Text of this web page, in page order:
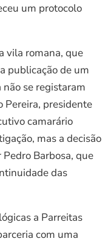
um protocolo
vila romana, que
publicação de um
se registaram
Pereira, presidente
camarário
mas a decisão
Barbosa, que
das
a Parreitas
com uma